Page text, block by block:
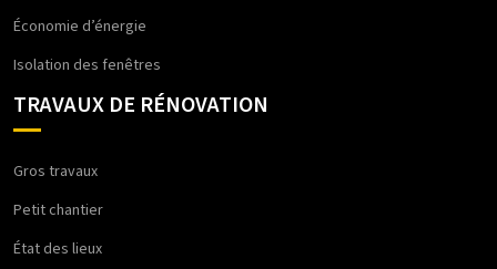
Économie d’énergie
Isolation des fenêtres
TRAVAUX DE RÉNOVATION
Gros travaux
Petit chantier
État des lieux